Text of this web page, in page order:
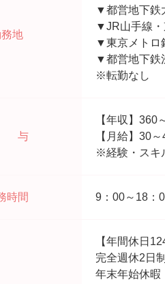
地
▼都営地下鉄
▼JR山手線・
▼東京メトロ
▼都営地下鉄
※転勤なし
与
【年収】360
【月給】30
※経験・スキ
時間 9：00～18：
【年間休日
完全週休2日
年末年始休暇